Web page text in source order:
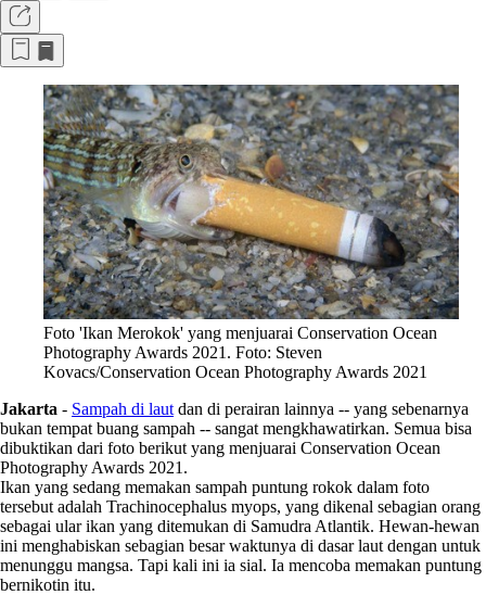
Foto 'Ikan Merokok' yang menjuarai Conservation Ocean
Photography Awards 2021. Foto: Steven
Kovacs/Conservation Ocean Photography Awards 2021
Jakarta - Sampah di laut dan di perairan lainnya -- yang sebenarnya
bukan tempat buang sampah -- sangat mengkhawatirkan. Semua bisa
dibuktikan dari foto berikut yang menjuarai Conservation Ocean
Photography Awards 2021.
Ikan yang sedang memakan sampah puntung rokok dalam foto
tersebut adalah Trachinocephalus myops, yang dikenal sebagian orang
sebagai ular ikan yang ditemukan di Samudra Atlantik. Hewan-hewan
ini menghabiskan sebagian besar waktunya di dasar laut dengan untuk
menunggu mangsa. Tapi kali ini ia sial. Ia mencoba memakan puntung
bernikotin itu.